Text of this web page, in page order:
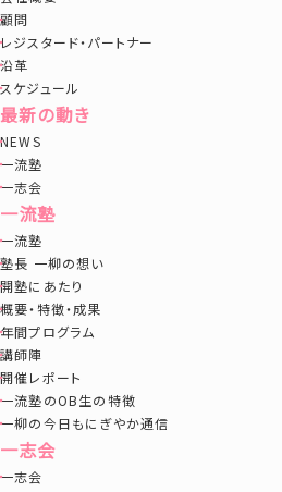
顧問
レジスタード・パートナー
沿革
スケジュール
最新の動き
NEWS
一流塾
一志会
一流塾
一流塾
塾長 一柳の想い
開塾にあたり
概要・特徴・成果
年間プログラム
講師陣
開催レポート
一流塾のOB生の特徴
一柳の今日もにぎやか通信
一志会
一志会